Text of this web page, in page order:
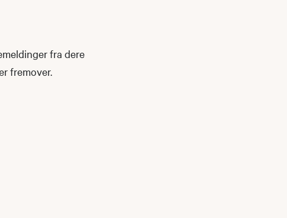
fra dere
fremover.